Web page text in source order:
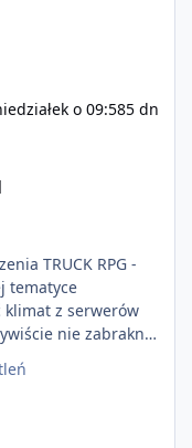
o 09:585 dn
tematyce
z serwerów
nie zabraknie
coś innego niż